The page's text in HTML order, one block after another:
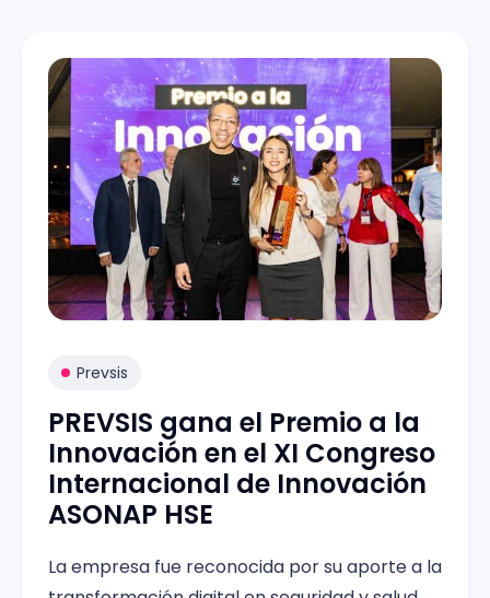
Prevsis
PREVSIS gana el Premio a la
Innovación en el XI Congreso
Internacional de Innovación
ASONAP HSE
La empresa fue reconocida por su aporte a la